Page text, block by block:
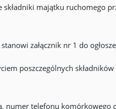
majątku ruchomego
załącznik nr 1 do
poszczególnych
telefonu komórkowego